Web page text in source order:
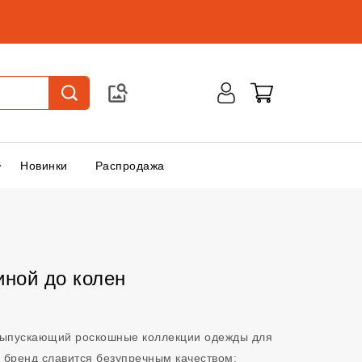
Новинки Распродажа
до колен
роскошные коллекции одежды для
славится безупречным качеством: